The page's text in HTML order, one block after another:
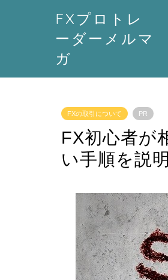
FXプロトレ
ーダーメルマ
ガ
FXの取引について PR
FX初心者が
い手順を説明